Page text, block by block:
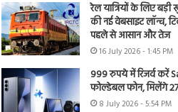
रेल यात्रियों के लिए
की नई वेबसाइट लॉन्च,
पहले से आसान और तेज
16 July 2026 - 1:45 PM
999 रुपये में रिजर्व करें
फोल्डेबल फोन, मिलेंगे
8 July 2026 - 5:54 PM